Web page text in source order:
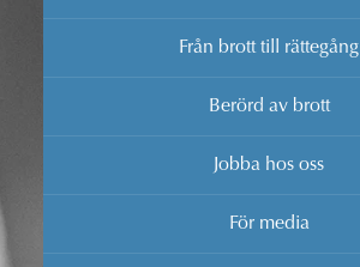
Från brott till rättegång
Berörd av brott
Jobba hos oss
För media